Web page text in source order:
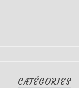
CATÉGORIES